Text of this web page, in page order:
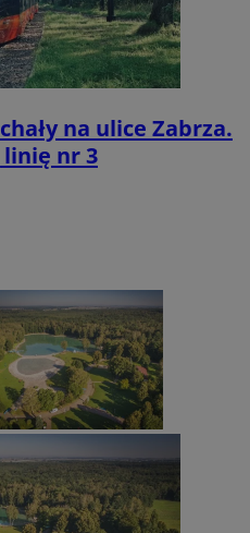
na ulice Zabrza.
linię nr 3